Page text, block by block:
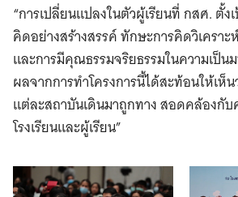
“การเปลี่ยนแปลงในตัวผู้เรียนที่ กสศ. ตั้ง
คิดอย่างสร้างสรรค์ ทักษะการคิดวิเคร
และการมีคุณธรรมจริยธรรมในความเป็น
ผลจากการทำโครงการนี้ได้สะท้อนให้เห็
แต่ละสถาบันเดินมาถูกทาง สอดคล้องกับ
โรงเรียนและผู้เรียน”